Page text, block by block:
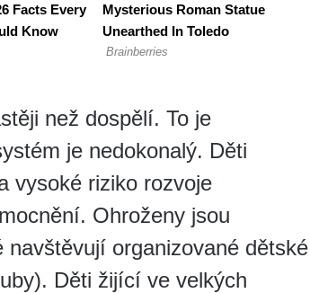
než dospělí. To je
je nedokonalý. Děti
vysoké riziko rozvoje
Ohroženy jsou
organizované dětské
Děti žijící ve velkých